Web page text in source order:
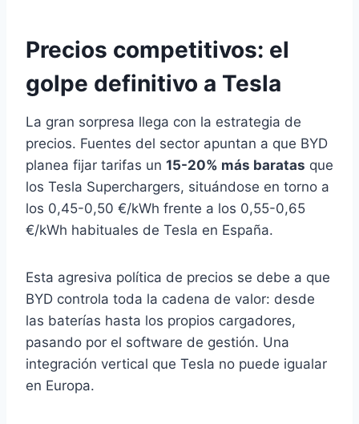
Precios competitivos: el
golpe definitivo a Tesla
La gran sorpresa llega con la estrategia de
precios. Fuentes del sector apuntan a que BYD
planea fijar tarifas un 15-20% más baratas que
los Tesla Superchargers, situándose en torno a
los 0,45-0,50 €/kWh frente a los 0,55-0,65
€/kWh habituales de Tesla en España.
Esta agresiva política de precios se debe a que
BYD controla toda la cadena de valor: desde
las baterías hasta los propios cargadores,
pasando por el software de gestión. Una
integración vertical que Tesla no puede igualar
en Europa.